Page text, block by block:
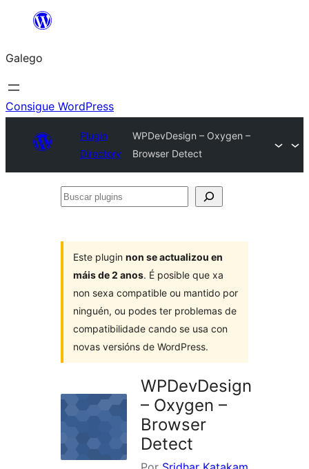
Saltar
contido
Galego
Consigue WordPress
Plugin
Directory
WPDevDesign – Oxygen –
Browser Detect
Buscar
Este plugin non se actualizou en
máis de 2 anos. É posible que xa
non sexa compatible ou mantido por
ninguén, ou podes ter problemas de
compatibilidade cando se usa con
novas versións de WordPress.
WPDevDesign
– Oxygen –
Browser
Detect